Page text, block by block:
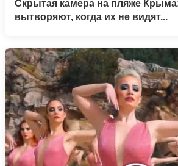
Скрытая камера на пляже
вытворяют, когда их не видят...